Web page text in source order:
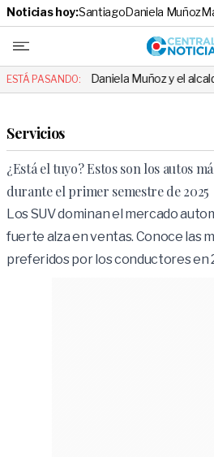
Noticias hoy:SantiagoDaniela Muñoz
ESTÁ PASANDO:
Daniela Muñoz y el alcalde de
Servicios
¿Está el tuyo? Estos son los autos
durante el primer semestre de 2025
Los SUV dominan el mercado
fuerte alza en ventas. Conoce las
preferidos por los conductores en